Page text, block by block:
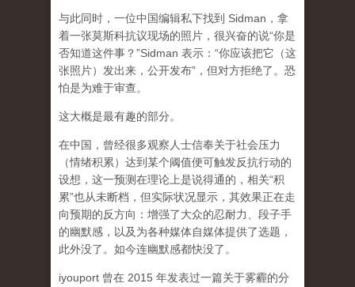
与此同时，一位中国编辑私下找到 Sidman，拿
着一张莫斯科抗议现场的照片，很兴奋的说“你是
否知道这件事？”Sidman 表示：“你应该把它（这
张照片）发出来，公开发布”，但对方拒绝了。恐
怕是为难于审查。
这大概是最有趣的部分。
在中国，曾经很多观察人士信奉关于社会压力
（情绪积累）达到某个阈值便可触发反抗行动的
设想，这一预测在理论上是说得通的，相关“积
累”也从未断档，但实际状况显示，其效果正在走
向预期的反方向：增强了大众的忍耐力、段子手
的幽默感，以及为各种媒体自媒体提供了选题，
此外没了。如今连幽默感都快没了。
iyouport 曾在 2015 年发表过一篇关于雾霾的分